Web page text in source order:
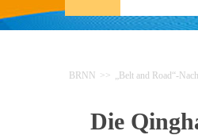
BRNN >> „Belt and Road“-
Die